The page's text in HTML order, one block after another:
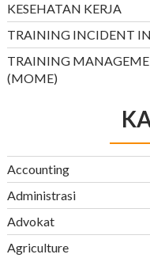
KESEHATAN KERJA
TRAINING INCIDENT
TRAINING
(MOME)
Accounting
Administrasi
Advokat
Agriculture